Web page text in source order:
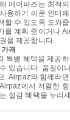
에어파즈는 최적
용하기 쉬운 인터
할 수 있도록 도와
를 계획 중이거나
을 제공합니다.
격
특별 혜택을 제공
있습니다. 품질이
. Airpaz와 함께라
에서 저렴한
절감 혜택을 누리